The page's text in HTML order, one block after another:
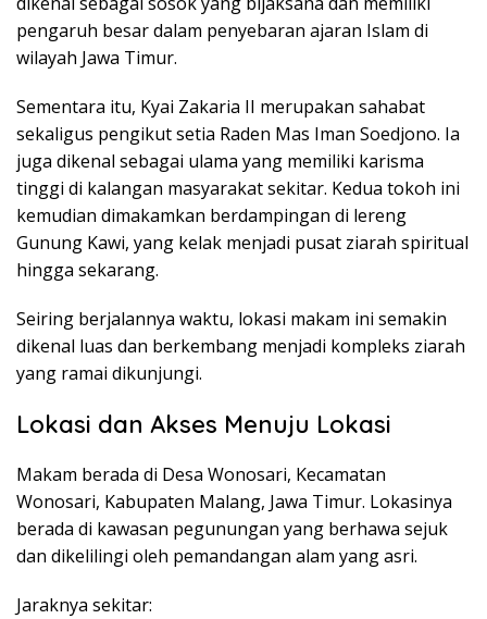
pengaruh besar dalam penyebaran ajaran Islam di
wilayah Jawa Timur.
Sementara itu, Kyai Zakaria II merupakan sahabat
sekaligus pengikut setia Raden Mas Iman Soedjono. Ia
juga dikenal sebagai ulama yang memiliki karisma
tinggi di kalangan masyarakat sekitar. Kedua tokoh ini
kemudian dimakamkan berdampingan di lereng
Gunung Kawi, yang kelak menjadi pusat ziarah spiritual
hingga sekarang.
Seiring berjalannya waktu, lokasi makam ini semakin
dikenal luas dan berkembang menjadi kompleks ziarah
yang ramai dikunjungi.
Lokasi dan Akses Menuju Lokasi
Makam berada di Desa Wonosari, Kecamatan
Wonosari, Kabupaten Malang, Jawa Timur. Lokasinya
berada di kawasan pegunungan yang berhawa sejuk
dan dikelilingi oleh pemandangan alam yang asri.
Jaraknya sekitar: